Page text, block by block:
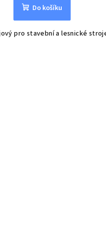
Do košíku
pro stavební a lesnické